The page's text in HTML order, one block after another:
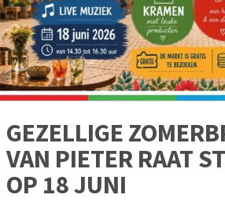
GEZELLIGE
VAN PIETER RAAT
OP 18 JUNI